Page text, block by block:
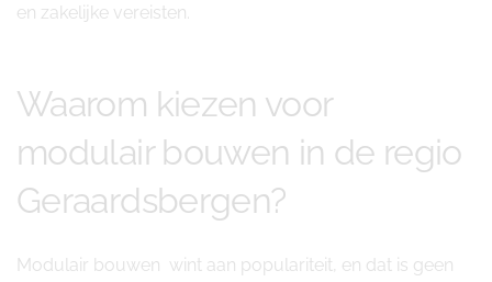
en zakelijke vereisten.
Waarom kiezen voor
modulair bouwen in de regio
Geraardsbergen?
Modulair bouwen wint aan populariteit, en dat is geen